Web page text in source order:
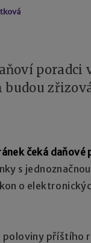
poradci
budou
čeká daňové
s
o
poloviny příštího